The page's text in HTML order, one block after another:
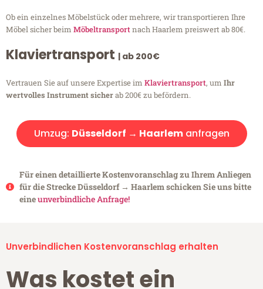
Ob ein einzelnes Möbelstück oder mehrere, wir transportieren Ihre
Möbel sicher beim Möbeltransportnach Haarlem preiswert ab 80€.
Klaviertransport | ab 200€
Vertrauen Sie auf unsere Expertise im Klaviertransport, um Ihr
wertvolles Instrument sicherab 200€ zu befördern.
Umzug: Düsseldorf → Haarlemanfragen
Für einen detaillierte Kostenvoranschlag zu Ihrem Anliegen
für die Strecke Düsseldorf → Haarlem schicken Sie uns bitte
eineunverbindliche Anfrage!
Unverbindlichen Kostenvoranschlag erhalten
Was kostet ein